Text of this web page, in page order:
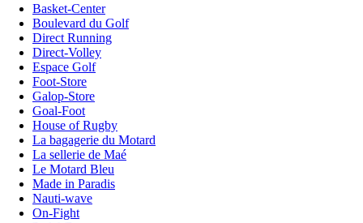
Basket-Center
Boulevard du Golf
Direct Running
Direct-Volley
Espace Golf
Foot-Store
Galop-Store
Goal-Foot
House of Rugby
La bagagerie du Motard
La sellerie de Maé
Le Motard Bleu
Made in Paradis
Nauti-wave
On-Fight